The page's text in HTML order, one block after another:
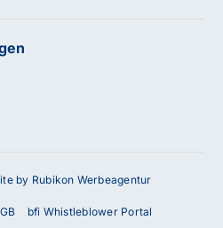
by Rubikon Werbeagentur
bfi Whistleblower Portal